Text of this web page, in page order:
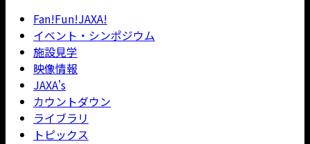
Fan!Fun!JAXA!
イベント・シンポジウム
施設見学
映像情報
JAXA's
カウントダウン
ライブラリ
トピックス